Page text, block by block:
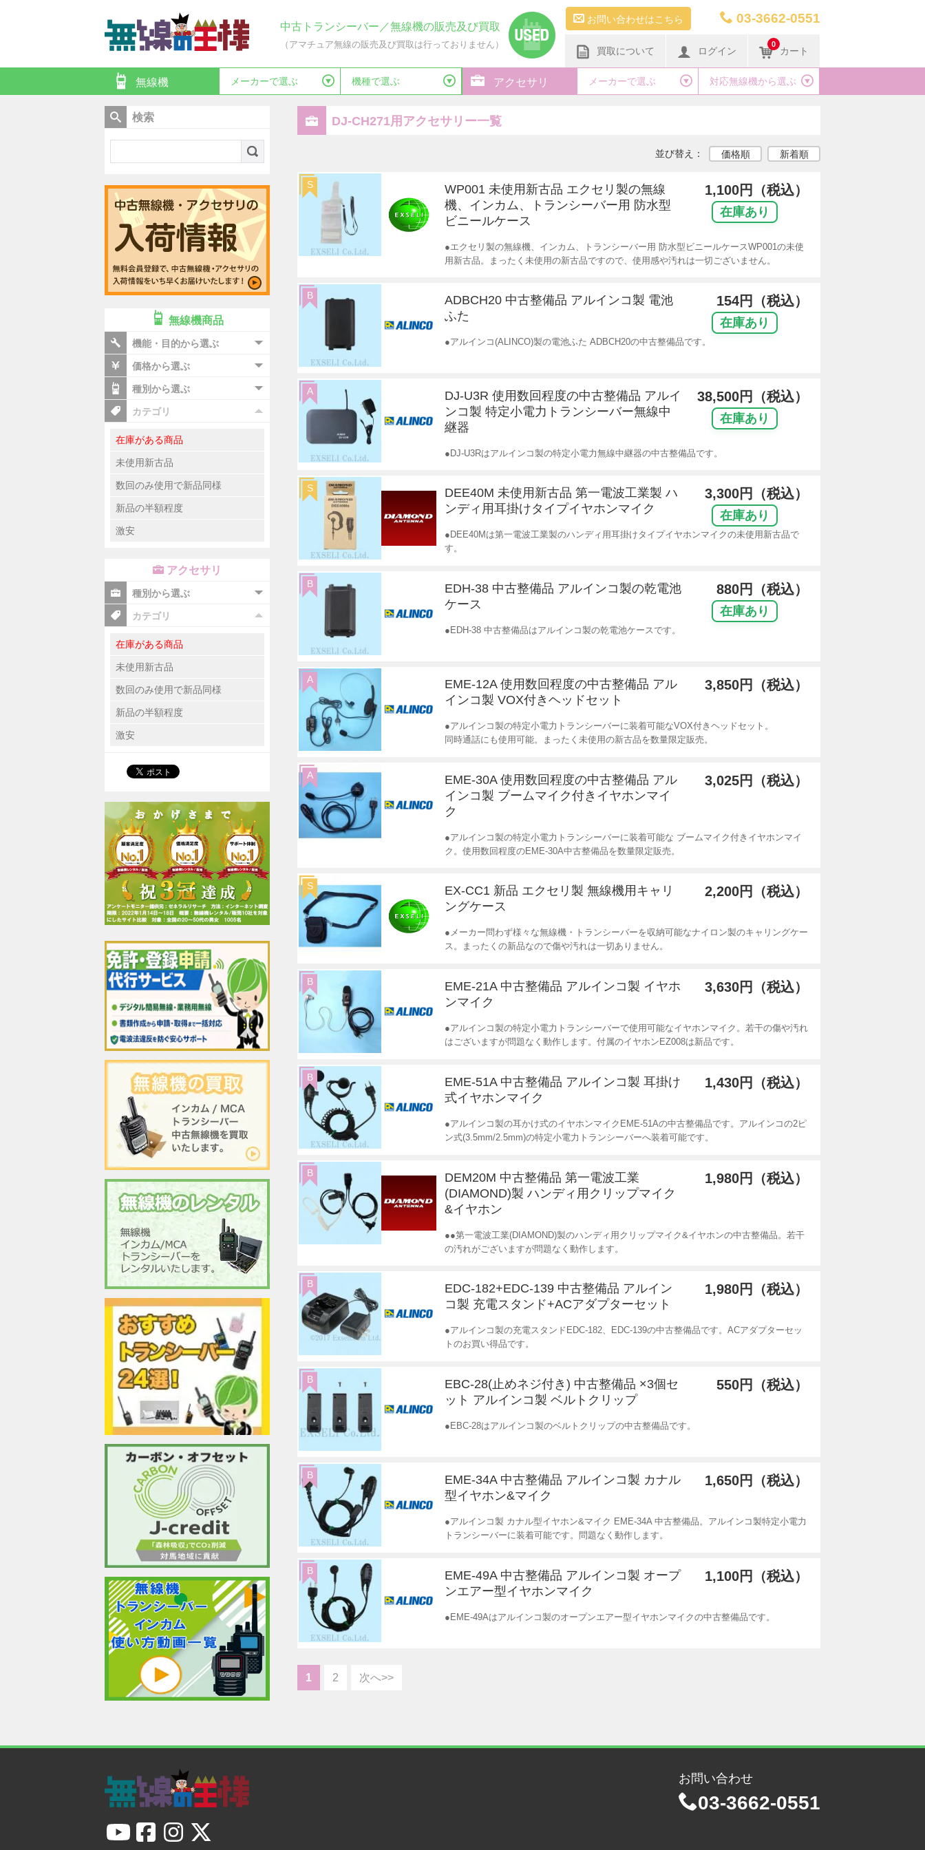
中古トランシーバー／無線機の販売及び買取
（アマチュア無線の販売及び買取は行っておりません）
お問い合わせはこちら 03-3662-0551
買取について ログイン
0
カート
無線機 メーカーで選ぶ 機種で選ぶ アクセサリ メーカーで選ぶ 対応無線機から選ぶ
DJ-CH271用アクセサリー一覧
並び替え： 価格順 新着順
WP001 未使用新古品 エクセリ製の無線
機、インカム、トランシーバー用 防水型
ビニールケース
1,100円（税込）
在庫あり
●エクセリ製の無線機、インカム、トランシーバー用 防水型ビニールケースWP001の未使
用新古品。まったく未使用の新古品ですので、使用感や汚れは一切ございません。
S
ADBCH20 中古整備品 アルインコ製 電池
ふた
154円（税込）
在庫あり
●アルインコ(ALINCO)製の電池ふた ADBCH20の中古整備品です。
B
DJ-U3R 使用数回程度の中古整備品 アルイ
ンコ製 特定小電力トランシーバー無線中
継器
38,500円（税込）
在庫あり
●DJ-U3Rはアルインコ製の特定小電力無線中継器の中古整備品です。
A
DEE40M 未使用新古品 第一電波工業製 ハ
ンディ用耳掛けタイプイヤホンマイク
3,300円（税込）
在庫あり
●DEE40Mは第一電波工業製のハンディ用耳掛けタイプイヤホンマイクの未使用新古品で
す。
S
EDH-38 中古整備品 アルインコ製の乾電池
ケース
880円（税込）
在庫あり
●EDH-38 中古整備品はアルインコ製の乾電池ケースです。
B
EME-12A 使用数回程度の中古整備品 アル
インコ製 VOX付きヘッドセット
3,850円（税込）
●アルインコ製の特定小電力トランシーバーに装着可能なVOX付きヘッドセット。
同時通話にも使用可能。まったく未使用の新古品を数量限定販売。
A
EME-30A 使用数回程度の中古整備品 アル
インコ製 ブームマイク付きイヤホンマイ
ク
3,025円（税込）
●アルインコ製の特定小電力トランシーバーに装着可能な ブームマイク付きイヤホンマイ
ク。使用数回程度のEME-30A中古整備品を数量限定販売。
A
EX-CC1 新品 エクセリ製 無線機用キャリ
ングケース
2,200円（税込）
●メーカー問わず様々な無線機・トランシーバーを収納可能なナイロン製のキャリングケー
ス。まったくの新品なので傷や汚れは一切ありません。
S
EME-21A 中古整備品 アルインコ製 イヤホ
ンマイク
3,630円（税込）
●アルインコ製の特定小電力トランシーバーで使用可能なイヤホンマイク。若干の傷や汚れ
はございますが問題なく動作します。付属のイヤホンEZ008は新品です。
B
EME-51A 中古整備品 アルインコ製 耳掛け
式イヤホンマイク
1,430円（税込）
●アルインコ製の耳かけ式のイヤホンマイクEME-51Aの中古整備品です。アルインコの2ピ
ン式(3.5mm/2.5mm)の特定小電力トランシーバーへ装着可能です。
B
DEM20M 中古整備品 第一電波工業
(DIAMOND)製 ハンディ用クリップマイク
&イヤホン
1,980円（税込）
●●第一電波工業(DIAMOND)製のハンディ用クリップマイク&イヤホンの中古整備品。若干
の汚れがございますが問題なく動作します。
B
EDC-182+EDC-139 中古整備品 アルイン
コ製 充電スタンド+ACアダプターセット
1,980円（税込）
●アルインコ製の充電スタンドEDC-182、EDC-139の中古整備品です。ACアダプターセッ
トのお買い得品です。
B
EBC-28(止めネジ付き) 中古整備品 ×3個セ
ット アルインコ製 ベルトクリップ
550円（税込）
●EBC-28はアルインコ製のベルトクリップの中古整備品です。
B
EME-34A 中古整備品 アルインコ製 カナル
型イヤホン&マイク
1,650円（税込）
●アルインコ製 カナル型イヤホン&マイク EME-34A 中古整備品。アルインコ製特定小電力
トランシーバーに装着可能です。問題なく動作します。
B
EME-49A 中古整備品 アルインコ製 オープ
ンエアー型イヤホンマイク
1,100円（税込）
●EME-49Aはアルインコ製のオープンエアー型イヤホンマイクの中古整備品です。
B
1 2 次へ>>
検索
無線機商品
機能・目的から選ぶ
価格から選ぶ
種別から選ぶ
カテゴリ
在庫がある商品
未使用新古品
数回のみ使用で新品同様
新品の半額程度
激安
アクセサリ
種別から選ぶ
カテゴリ
在庫がある商品
未使用新古品
数回のみ使用で新品同様
新品の半額程度
激安
お問い合わせ
03-3662-0551